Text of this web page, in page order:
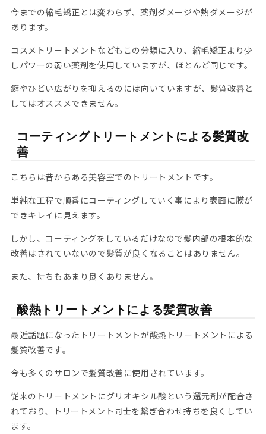
今までの縮毛矯正とは変わらず、薬剤ダメージや熱ダメージが
あります。
コスメトリートメントなどもこの分類に入り、縮毛矯正より少
しパワーの弱い薬剤を使用していますが、ほとんど同じです。
癖やひどい広がりを抑えるのには向いていますが、髪質改善と
してはオススメできません。
コーティングトリートメントによる髪質改
善
こちらは昔からある美容室でのトリートメントです。
単純な工程で順番にコーティングしていく事により表面に膜が
できキレイに見えます。
しかし、コーティングをしているだけなので髪内部の根本的な
改善はされていないので髪質が良くなることはありません。
また、持ちもあまり良くありません。
酸熱トリートメントによる髪質改善
最近話題になったトリートメントが酸熱トリートメントによる
髪質改善です。
今も多くのサロンで髪質改善に使用されています。
従来のトリートメントにグリオキシル酸という還元剤が配合さ
れており、トリートメント同士を繋ぎ合わせ持ちを良くしてい
ます。